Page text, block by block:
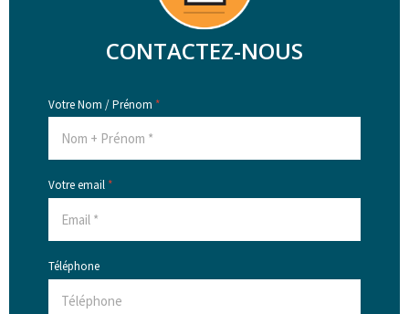
CONTACTEZ-NOUS
Votre Nom / Prénom *
Votre email *
Téléphone